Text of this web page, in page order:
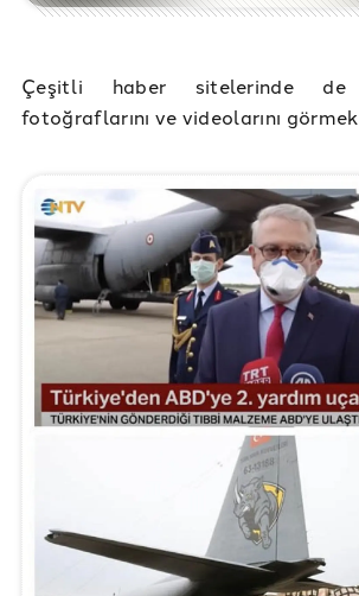
Çeşitli haber sitelerinde de
fotoğraflarını ve videolarını